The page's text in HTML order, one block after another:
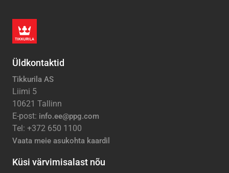
Üldkontaktid
Tikkurila AS
Liimi 5
10621 Tallinn
E-post: info.ee@ppg.com
Tel: +372 650 1100
Vaata meie asukohta kaardil
Küsi värvimisalast nõu